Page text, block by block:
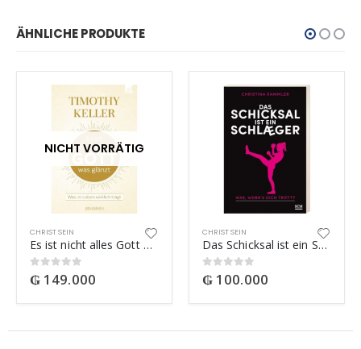
ÄHNLICHE PRODUKTE
NICHT VORRÄTIG
CHRIST SEIN
Es ist nicht alles Gott was glänzt
0out of 5
₲ 149.000
CHRIST SEIN
Das Schicksal ist ein Schläger
0out of 5
₲ 100.000